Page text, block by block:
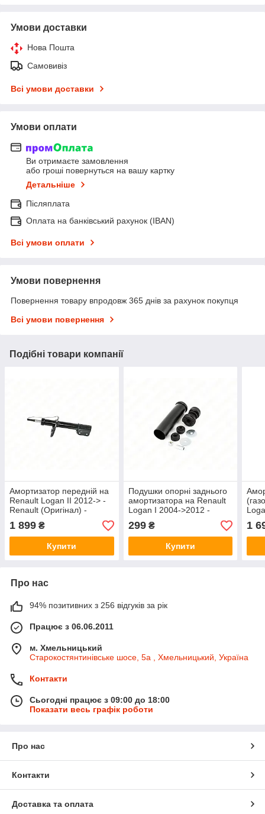
Умови доставки
Нова Пошта
Самовивіз
Всі умови доставки
Умови оплати
Ви отримаєте замовлення
або гроші повернуться на вашу картку
Детальніше
Післяплата
Оплата на банківський рахунок (IBAN)
Всі умови оплати
Умови повернення
Повернення товару впродовж 365 днів за рахунок покупця
Всі умови повернення
Подібні товари компанії
Амортизатор передній на
Renault Logan II 2012-> -
Renault (Оригінал) -
1 899 ₴
Купити
Подушки опорні заднього
амортизатора на Renault
Logan I 2004->2012 -
299₴
Купити
1
Про нас
94% позитивних з 256 відгуків за рік
Працює з 06.06.2011
м. Хмельницький
Старокостянтинівське шосе, 5а , Хмельницький, Україна
Контакти
Сьогодні працює з 09:00 до 18:00
Показати весь графік роботи
Про нас
Контакти
Доставка та оплата